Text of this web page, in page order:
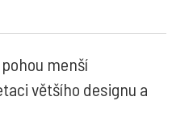
menší
většího designu a